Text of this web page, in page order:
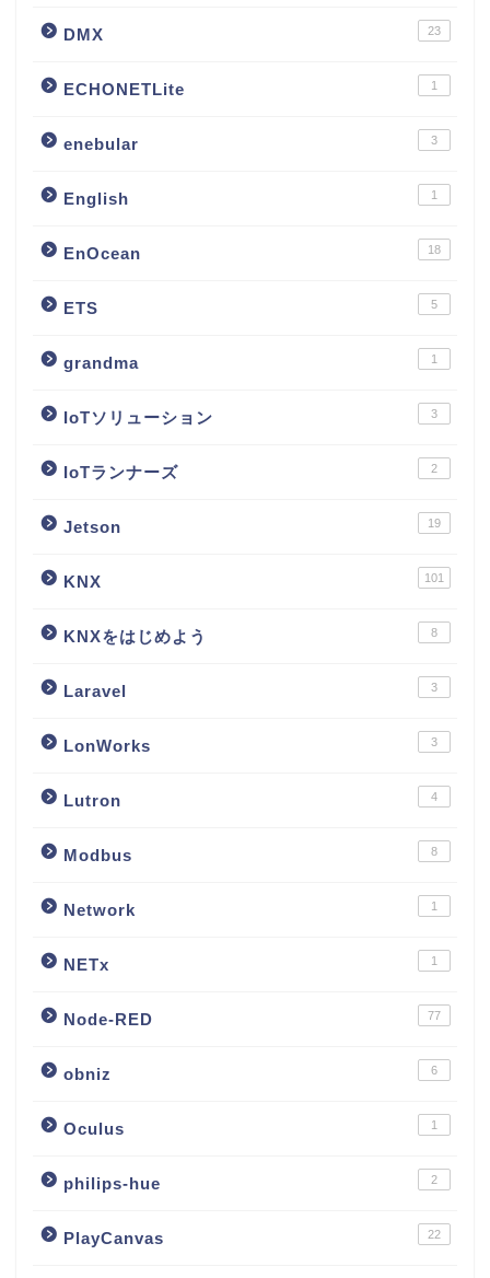
DMX 23
ECHONETLite 1
enebular 3
English 1
EnOcean 18
ETS 5
grandma 1
IoTソリューション 3
IoTランナーズ 2
Jetson 19
KNX 101
KNXをはじめよう 8
Laravel 3
LonWorks 3
Lutron 4
Modbus 8
Network 1
NETx 1
Node-RED 77
obniz 6
Oculus 1
philips-hue 2
PlayCanvas 22